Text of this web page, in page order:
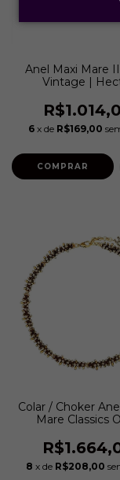
Anel Maxi Mare
Vintage |
6 x de R$169,00
COMPRAR
Colar / Choker
Mare Classics
Albertazzi
8 x de R$208,00